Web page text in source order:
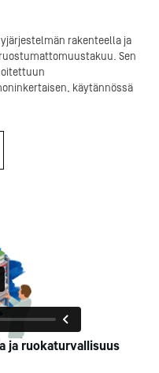
rakenteella ja
Sen
käytännössä
ja ruokaturvallisuus